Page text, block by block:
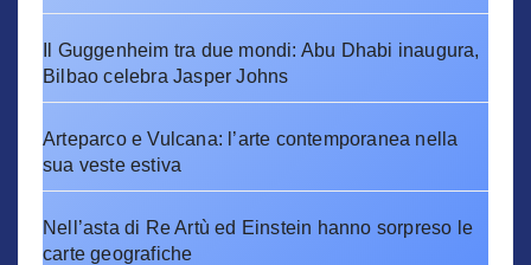
Il Guggenheim tra due mondi: Abu Dhabi inaugura,
Bilbao celebra Jasper Johns
Arteparco e Vulcana: l’arte contemporanea nella
sua veste estiva
Nell’asta di Re Artù ed Einstein hanno sorpreso le
carte geografiche